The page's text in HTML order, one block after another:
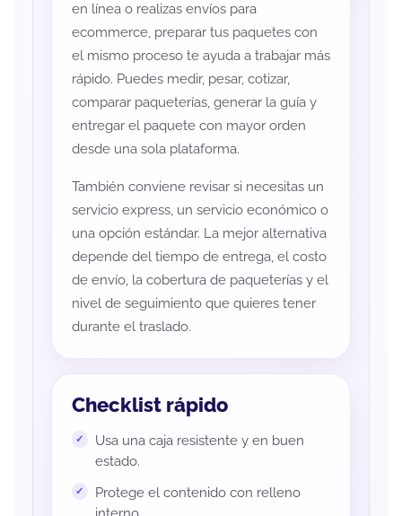
en línea o realizas envíos para
ecommerce, preparar tus paquetes con
el mismo proceso te ayuda a trabajar más
rápido. Puedes medir, pesar, cotizar,
comparar paqueterías, generar la guía y
entregar el paquete con mayor orden
desde una sola plataforma.
También conviene revisar si necesitas un
servicio express, un servicio económico o
una opción estándar. La mejor alternativa
depende del tiempo de entrega, el costo
de envío, la cobertura de paqueterías y el
nivel de seguimiento que quieres tener
durante el traslado.
Checklist rápido
Usa una caja resistente y en buen
estado.
Protege el contenido con relleno